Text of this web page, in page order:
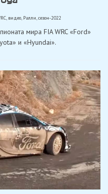
, видео, Ралли,сезон-2022
мира FIA WRC «Ford»
и «Hyundai».